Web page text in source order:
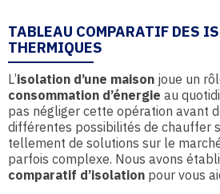
TABLEAU COMPARATIF DES
THERMIQUES
L’isolation d’une maison joue un
consommation d’énergie au
pas négliger cette opération avant
différentes possibilités de chauffer
tellement de solutions sur le
parfois complexe. Nous avons
comparatif d’isolation pour vous